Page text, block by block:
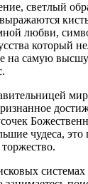
светлый
любви,
который
на самую
чудеса, это
системах